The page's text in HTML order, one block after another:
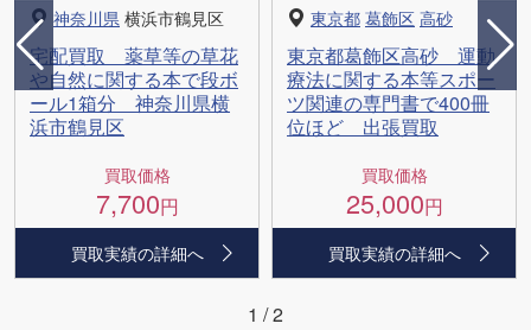
神奈川県 横浜市鶴見区
宅配買取 薬草等の草花
や自然に関する本で段ボ
ール1箱分 神奈川県横
浜市鶴見区
買取価格
7,700円
買取実績の詳細へ
東京都 葛飾区 高砂
東京都葛飾区高砂 運動
療法に関する本等スポー
ツ関連の専門書で400冊
位ほど 出張買取
買取価格
25,000円
買取実績の詳細へ
1 /2